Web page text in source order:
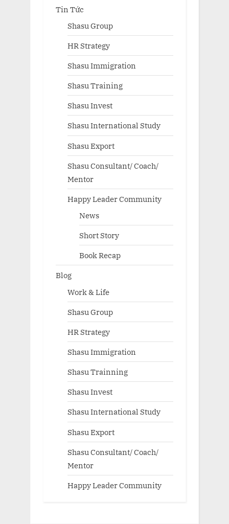
Tin Tức
Shasu Group
HR Strategy
Shasu Immigration
Shasu Training
Shasu Invest
Shasu International Study
Shasu Export
Shasu Consultant/ Coach/
Mentor
Happy Leader Community
News
Short Story
Book Recap
Blog
Work & Life
Shasu Group
HR Strategy
Shasu Immigration
Shasu Trainning
Shasu Invest
Shasu International Study
Shasu Export
Shasu Consultant/ Coach/
Mentor
Happy Leader Community